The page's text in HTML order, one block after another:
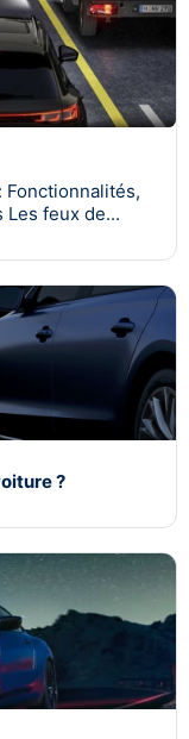
Fonctionnalités,
importance et technologies modernes Les feux de...
?